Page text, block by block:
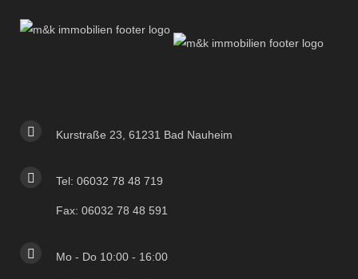
Kurstraße 23, 61231 Bad Nauheim
Tel: 06032 78 48 719
Fax: 06032 78 48 591
Mo - Do 10:00 - 16:00